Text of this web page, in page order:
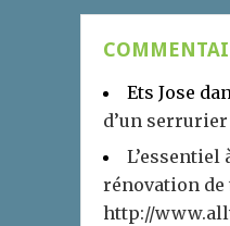
Ets Jose
d’un serrurier
L’essentiel
rénovation de
http://